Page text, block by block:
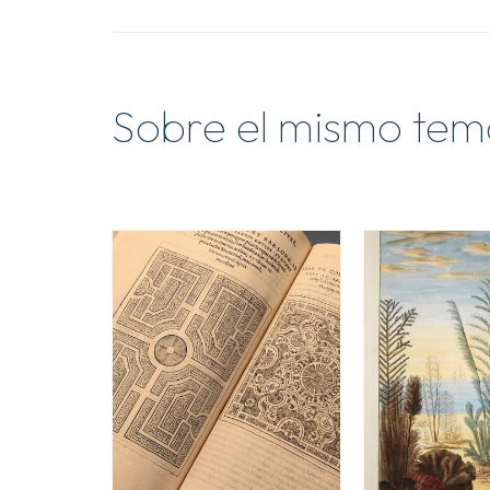
Sobre el mismo